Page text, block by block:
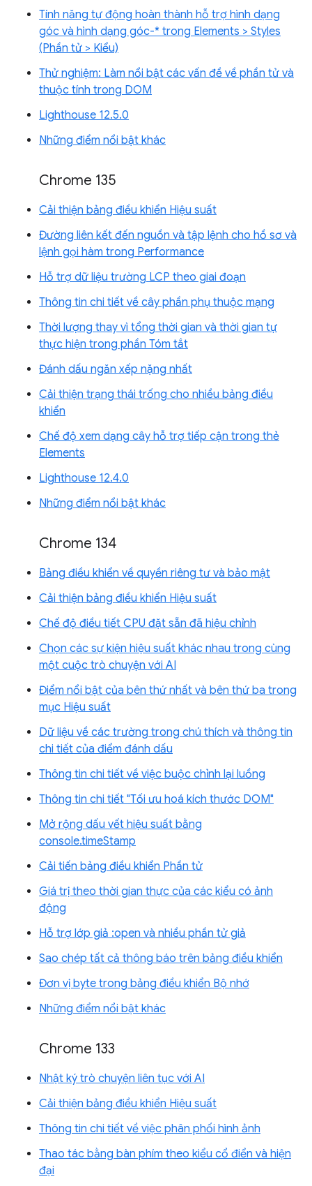
Tính năng tự động hoàn thành hỗ trợ hình dạng
góc và hình dạng góc-* trong Elements > Styles
(Phần tử > Kiểu)
Thử nghiệm: Làm nổi bật các vấn đề về phần tử và
thuộc tính trong DOM
Lighthouse 12.5.0
Những điểm nổi bật khác
Chrome 135
Cải thiện bảng điều khiển Hiệu suất
Đường liên kết đến nguồn và tập lệnh cho hồ sơ và
lệnh gọi hàm trong Performance
Hỗ trợ dữ liệu trường LCP theo giai đoạn
Thông tin chi tiết về cây phần phụ thuộc mạng
Thời lượng thay vì tổng thời gian và thời gian tự
thực hiện trong phần Tóm tắt
Đánh dấu ngăn xếp nặng nhất
Cải thiện trạng thái trống cho nhiều bảng điều
khiển
Chế độ xem dạng cây hỗ trợ tiếp cận trong thẻ
Elements
Lighthouse 12.4.0
Những điểm nổi bật khác
Chrome 134
Bảng điều khiển về quyền riêng tư và bảo mật
Cải thiện bảng điều khiển Hiệu suất
Chế độ điều tiết CPU đặt sẵn đã hiệu chỉnh
Chọn các sự kiện hiệu suất khác nhau trong cùng
một cuộc trò chuyện với AI
Điểm nổi bật của bên thứ nhất và bên thứ ba trong
mục Hiệu suất
Dữ liệu về các trường trong chú thích và thông tin
chi tiết của điểm đánh dấu
Thông tin chi tiết về việc buộc chỉnh lại luồng
Thông tin chi tiết "Tối ưu hoá kích thước DOM"
Mở rộng dấu vết hiệu suất bằng
console.timeStamp
Cải tiến bảng điều khiển Phần tử
Giá trị theo thời gian thực của các kiểu có ảnh
động
Hỗ trợ lớp giả :open và nhiều phần tử giả
Sao chép tất cả thông báo trên bảng điều khiển
Đơn vị byte trong bảng điều khiển Bộ nhớ
Những điểm nổi bật khác
Chrome 133
Nhật ký trò chuyện liên tục với AI
Cải thiện bảng điều khiển Hiệu suất
Thông tin chi tiết về việc phân phối hình ảnh
Thao tác bằng bàn phím theo kiểu cổ điển và hiện
đại